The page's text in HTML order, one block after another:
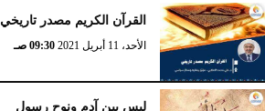
بالجزائر
الإثنين، 26 أبريل 2021 11:51 صـ
القرآن الكريم مصدر تاريخي
الأحد، 11 أبريل 2021 09:30 صـ
ليس بين آدم ونوح رسول